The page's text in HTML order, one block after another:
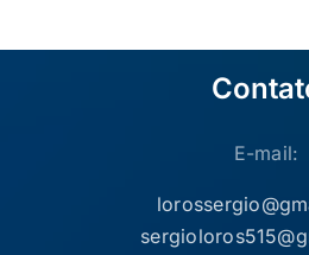
E-mail: